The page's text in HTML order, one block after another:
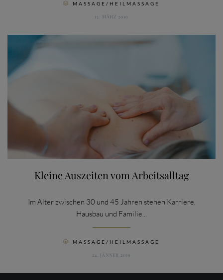
 MASSAGE/HEILMASSAGE
15. MÄRZ 2019
Kleine Auszeiten vom Arbeitsalltag
Im Alter zwischen 30 und 45 Jahren stehen Karriere,
Hausbau und Familie...
 MASSAGE/HEILMASSAGE
24. JÄNNER 2019